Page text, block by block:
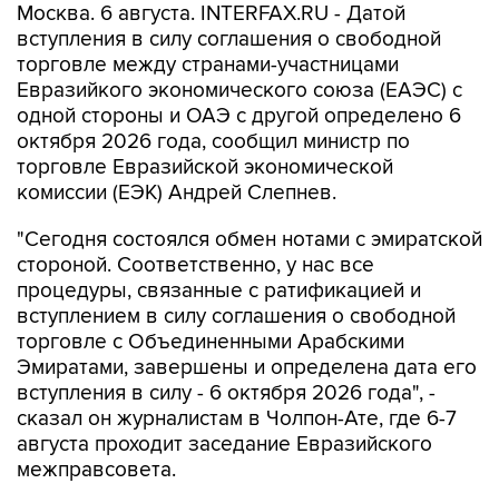
Москва. 6 августа. INTERFAX.RU - Датой
вступления в силу соглашения о свободной
торговле между странами-участницами
Евразийкого экономического союза (ЕАЭС) с
одной стороны и ОАЭ с другой определено 6
октября 2026 года, сообщил министр по
торговле Евразийской экономической
комиссии (ЕЭК) Андрей Слепнев.
"Сегодня состоялся обмен нотами с эмиратской
стороной. Соответственно, у нас все
процедуры, связанные с ратификацией и
вступлением в силу соглашения о свободной
торговле с Объединенными Арабскими
Эмиратами, завершены и определена дата его
вступления в силу - 6 октября 2026 года", -
сказал он журналистам в Чолпон-Ате, где 6-7
августа проходит заседание Евразийского
межправсовета.